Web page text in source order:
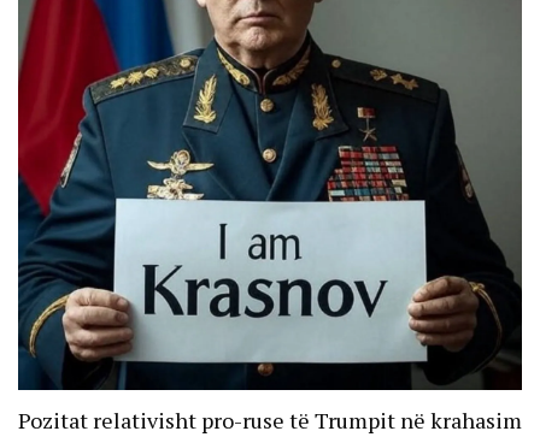
Pozitat relativisht pro-ruse të Trumpit në krahasim